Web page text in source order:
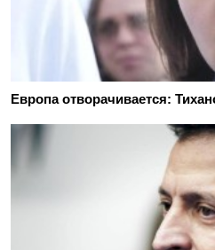
Европа отворачивается: